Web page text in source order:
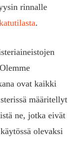
rinnalle
.
ovat kaikki
määritellyt
ne, jotka eivät
olevaksi